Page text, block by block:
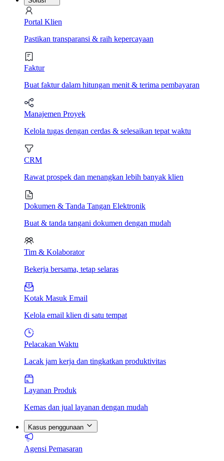
Portal Klien
Pastikan transparansi & raih kepercayaan
Faktur
Buat faktur dalam hitungan menit & terima pembayaran
Manajemen Proyek
Kelola tugas dengan cerdas & selesaikan tepat waktu
CRM
Rawat prospek dan menangkan lebih banyak klien
Dokumen & Tanda Tangan Elektronik
Buat & tanda tangani dokumen dengan mudah
Tim & Kolaborator
Bekerja bersama, tetap selaras
Kotak Masuk Email
Kelola email klien di satu tempat
Pelacakan Waktu
Lacak jam kerja dan tingkatkan produktivitas
Layanan Produk
Kemas dan jual layanan dengan mudah
Kasus penggunaan
Agensi Pemasaran